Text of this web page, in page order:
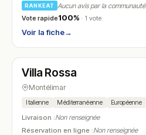
RANKEAT
Aucun avis par la communauté
Vote rapide100% · 1 vote
Voir la fiche→
N° 8
Villa Rossa
Montélimar
Italienne Méditerranéenne Européenne
Livraison :Non renseignée
Réservation en ligne :Non renseignée